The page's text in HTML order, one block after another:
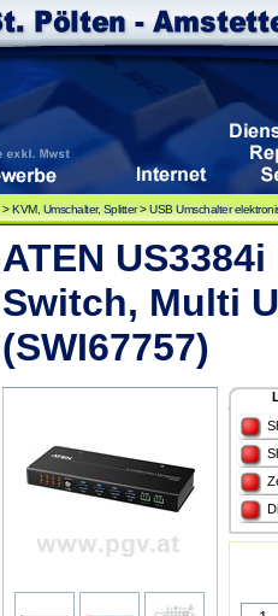
>KVM, Umschalter, Splitter>USB Umschalter
ATEN
Switch, Multi
(SWI67757)